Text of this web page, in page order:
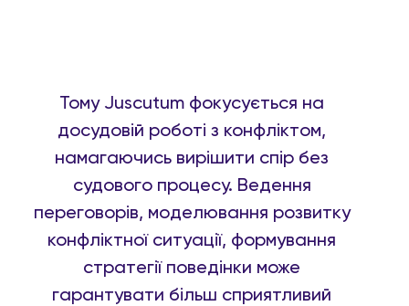
Тому Juscutum фокусується на
досудовій роботі з конфліктом,
намагаючись вирішити спір без
судового процесу. Ведення
переговорів, моделювання розвитку
конфліктної ситуації, формування
стратегії поведінки може
гарантувати більш сприятливий